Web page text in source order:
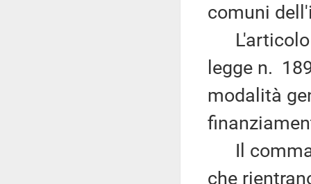
comuni
L'articolo
legge n.
modalità
Il comma
che